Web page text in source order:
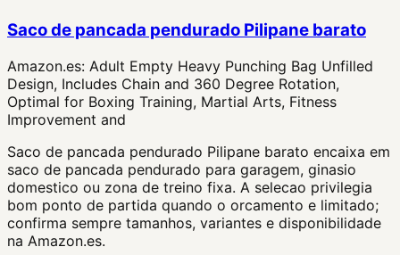
Saco de pancada pendurado Pilipane barato
Amazon.es: Adult Empty Heavy Punching Bag Unfilled
Design, Includes Chain and 360 Degree Rotation,
Optimal for Boxing Training, Martial Arts, Fitness
Improvement and
Saco de pancada pendurado Pilipane barato encaixa em
saco de pancada pendurado para garagem, ginasio
domestico ou zona de treino fixa. A selecao privilegia
bom ponto de partida quando o orcamento e limitado;
confirma sempre tamanhos, variantes e disponibilidade
na Amazon.es.